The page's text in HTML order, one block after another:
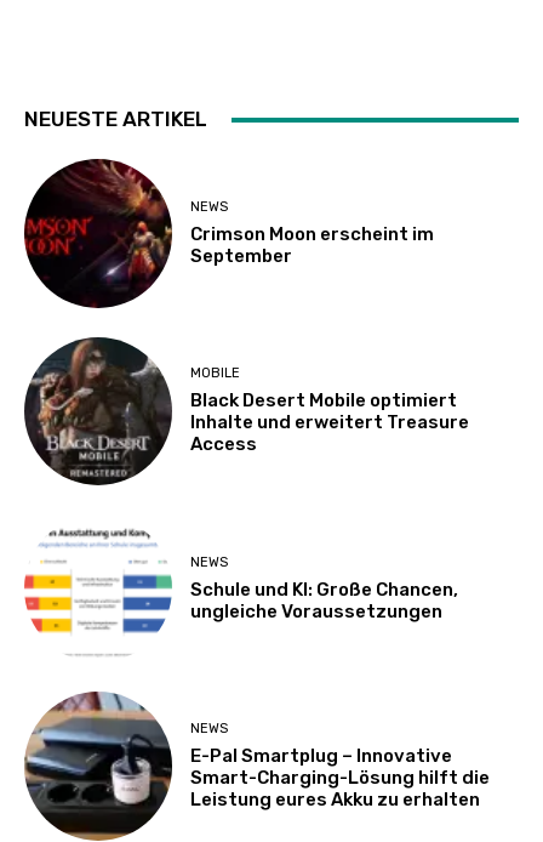
NEUESTE ARTIKEL
NEWS
Crimson Moon erscheint im
September
MOBILE
Black Desert Mobile optimiert
Inhalte und erweitert Treasure
Access
NEWS
Schule und KI: Große Chancen,
ungleiche Voraussetzungen
NEWS
E-Pal Smartplug – Innovative
Smart-Charging-Lösung hilft die
Leistung eures Akku zu erhalten